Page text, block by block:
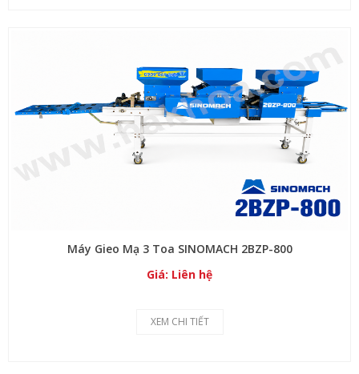
Máy Gieo Mạ 3 Toa SINOMACH 2BZP-800
Giá: Liên hệ
XEM CHI TIẾT